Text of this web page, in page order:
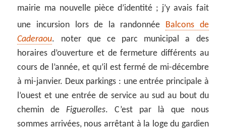
mairie ma nouvelle pièce d’identité ; j’y avais fait
une incursion lors de la randonnée Balcons de
Caderaou. noter que ce parc municipal a des
horaires d’ouverture et de fermeture différents au
cours de l’année, et qu’il est fermé de mi-décembre
à mi-janvier. Deux parkings : une entrée principale à
l’ouest et une entrée de service au sud au bout du
chemin deFiguerolles. C’est par là que nous
sommes arrivées, nous arrêtant à la loge du gardien